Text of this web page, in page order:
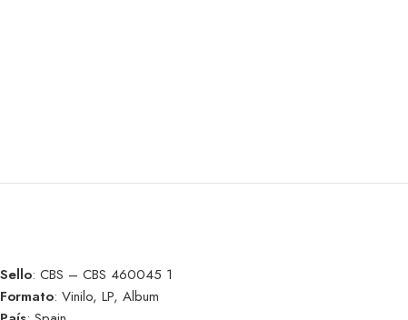
Sello: CBS – CBS 460045 1
Formato: Vinilo, LP, Album